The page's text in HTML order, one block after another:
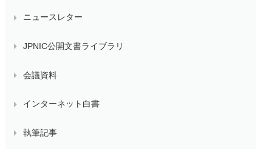
ニュースレター
JPNIC公開文書ライブラリ
会議資料
インターネット白書
執筆記事